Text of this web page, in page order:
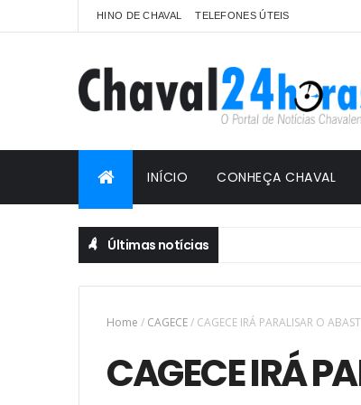
HINO DE CHAVAL TELEFONES ÚTEIS
INÍCIO CONHEÇA CHAVAL
Últimas notícias
Home / CAGECE/ CAGECE IRÁ PARALISAR O
CAGECE IRÁ